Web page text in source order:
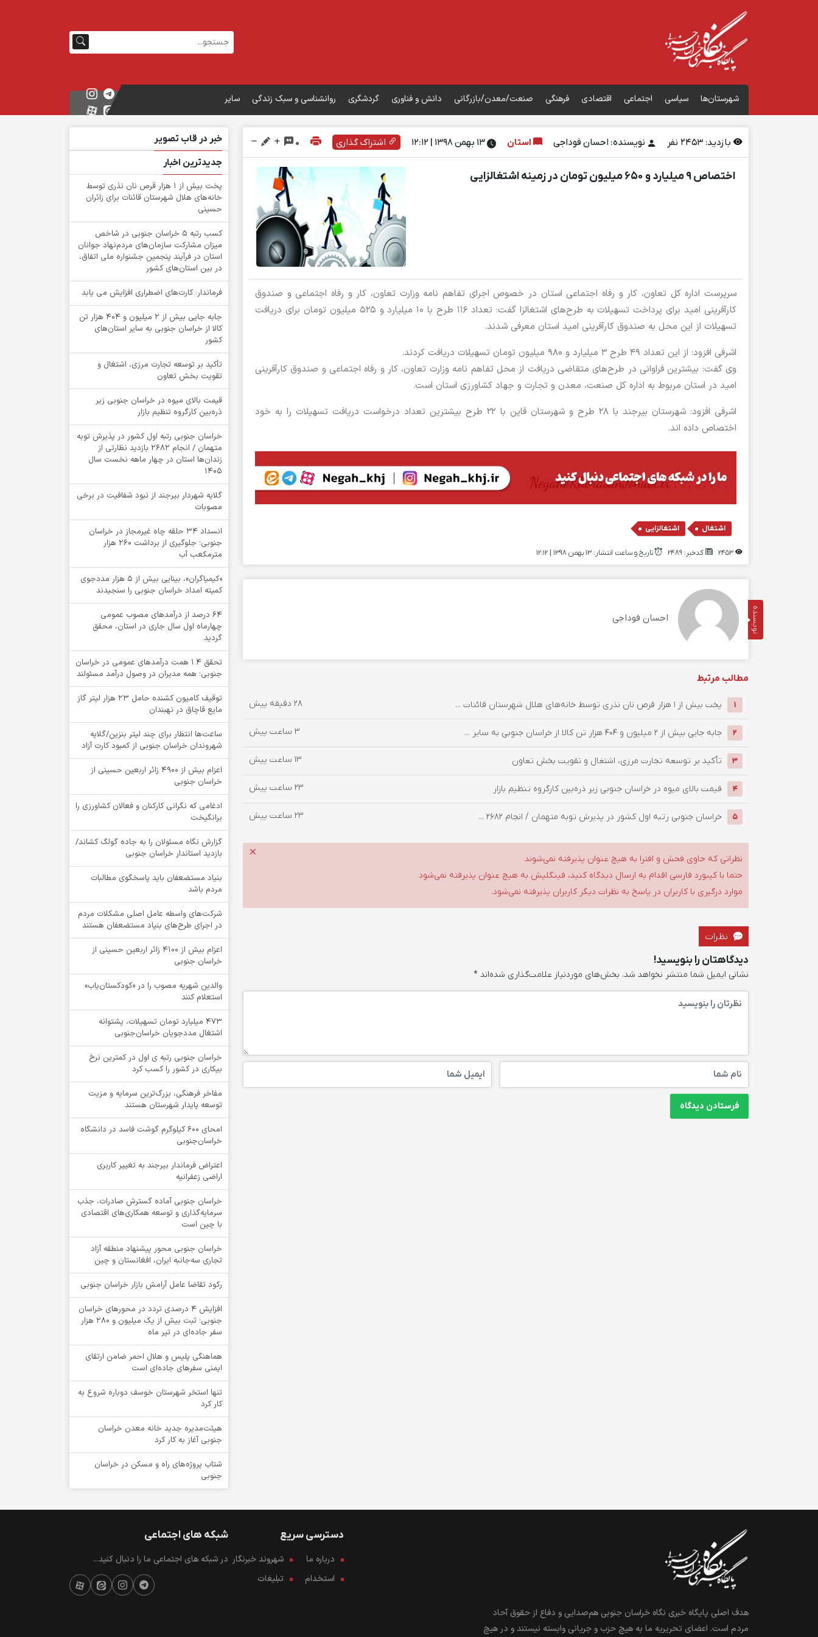
شهرستان‌ها سیاسی اجتماعی اقتصادی فرهنگی صنعت/معدن/بازرگانی دانش و فناوری گردشگری روانشناسی و سبک زندگی سایر
بازدید: نفر نویسنده: احسان فوداجی استان اشتراک گذاری 0
اختصاص ۹ میلیارد و ۶۵۰ میلیون تومان در زمینه اشتغالزایی
سرپرست اداره کل تعاون، کار و رفاه اجتماعی استان در خصوص اجرای تفاهم نامه وزارت تعاون، کار و رفاه اجتماعی و صندوق
کارآفرینی امید برای پرداخت تسهیلات به طرح‌های اشتغالزا گفت: تعداد ۱۱۶ طرح با ۱۰ میلیارد و ۵۲۵ میلیون تومان برای دریافت
تسهیلات از این محل به صندوق کارآفرینی امید استان معرفی شدند.
اشرفی افزود: از این تعداد ۴۹ طرح ۳ میلیارد و ۹۸۰ میلیون تومان تسهیلات دریافت کردند.
وی گفت: بیشترین فراوانی در طرح‌های متقاضی دریافت از محل تفاهم نامه وزارت تعاون، کار و رفاه اجتماعی و صندوق کارآفرینی
امید در استان مربوط به اداره کل صنعت، معدن و تجارت و جهاد کشاورزی استان است.
اشرفی افزود: شهرستان بیرجند با ۲۸ طرح و شهرستان قاین با ۲۲ طرح بیشترین تعداد درخواست دریافت تسهیلات را به خود
اختصاص داده اند.
اشتغال , اشتغالزایی
کدخبر: 2489 تاریخ و ساعت انتشار: ۱۳ بهمن ۱۳۹۸ | 12:12
نویسنده احسان فوداجی
مطالب مرتبط
1 پخت بیش از 1 هزار قرص نان نذری توسط خانه‌های هلال شهرستان قائنات ... 28 دقیقه پیش
2 جابه جایی بیش از 2 میلیون و 404 هزار تن کالا از خراسان جنوبی به سایر ... 3 ساعت پیش
3 تأکید بر توسعه تجارت مرزی، اشتغال و تقویت بخش تعاون 13 ساعت پیش
4 قیمت بالای میوه در خراسان جنوبی زیر ذره‌بین کارگروه تنظیم بازار 23 ساعت پیش
5 خراسان جنوبی رتبه اول کشور در پذیرش توبه متهمان / انجام ۲۶۸۲ ... 23 ساعت پیش
نظراتی که حاوی فحش و افترا به هیچ عنوان پذیرفته نمی‌شوند
حتما با کیبورد فارسی اقدام به ارسال دیدگاه کنید، فینگلیش به هیچ عنوان پذیرفته نمی‌شود
موارد درگیری با کاربران در پاسخ به نظرات دیگر کاربران پذیرفته نمی‌شود.
نظرات
دیدگاهتان را بنویسید!
نشانی ایمیل شما منتشر نخواهد شد. بخش‌های موردنیاز علامت‌گذاری شده‌اند *
خبر در قاب تصویر
جدیدترین اخبار
پخت بیش از 1 هزار قرص نان نذری توسط
خانه‌های هلال شهرستان قائنات برای زائران
حسینی
کسب رتبه ۵ خراسان جنوبی در شاخص
میزان مشارکت سازمان‌های مردم‌نهاد جوانان
استان در فرآیند پنجمین جشنواره ملی اتفاق،
در بین استان‌های کشور
فرماندار: کارت‌های اضطراری افزایش می یابد
جابه جایی بیش از 2 میلیون و 404 هزار تن
کالا از خراسان جنوبی به سایر استان‌های
کشور
تأکید بر توسعه تجارت مرزی، اشتغال و
تقویت بخش تعاون
قیمت بالای میوه در خراسان جنوبی زیر
ذره‌بین کارگروه تنظیم بازار
خراسان جنوبی رتبه اول کشور در پذیرش توبه
متهمان / انجام ۲۶۸۲ بازدید نظارتی از
زندان‌ها استان در چهار ماهه نخست سال
1405
گلایه شهردار بیرجند از نبود شفافیت در برخی
مصوبات
انسداد ۳۴ حلقه چاه غیرمجاز در خراسان
جنوبی؛ جلوگیری از برداشت ۲۶۰ هزار
مترمکعب آب
«کیمیاگران»، بینایی بیش از ۵ هزار مددجوی
کمیته امداد خراسان جنوبی را سنجیدند
64 درصد از درآمدهای مصوب عمومی
چهارماه اول سال جاری در استان، محقق
گردید.
تحقق ۱.۴ همت درآمدهای عمومی در خراسان
جنوبی؛ همه مدیران در وصول درآمد مسئولند
توقيف کامیون کشنده حامل 23 هزار لیتر گاز
مایع قاچاق در نهبندان
ساعت‌ها انتظار برای چند لیتر بنزین/گلایه
شهروندان خراسان جنوبی از کمبود کارت آزاد
اعزام بیش از 4900 زائر اربعین حسینی از
خراسان جنوبی
ادغامی که نگرانی کارکنان و فعالان کشاورزی را
برانگیخت
گزارش نگاه مسئولان را به جاده گولگ کشاند/
بازدید استاندار خراسان جنوبی
بنیاد مستضعفان باید پاسخگوی مطالبات
مردم باشد
شرکت‌های واسطه عامل اصلی مشکلات مردم
در اجرای طرح‌های بنیاد مستضعفان هستند
اعزام بیش از 4100 زائر اربعین حسینی از
خراسان جنوبی
والدین شهریه مصوب را در «کودکستان‌یاب»
استعلام کنند
۴۷۳ میلیارد تومان تسهیلات، پشتوانه
اشتغال مددجویان خراسان‌جنوبی
خراسان جنوبی رتبه ی اول در کمترین نرخ
بیکاری در کشور را کسب کرد
مفاخر فرهنگی، بزرگ‌ترین سرمایه و مزیت
توسعه پایدار شهرستان هستند
امحای ۶۰۰ کیلوگرم گوشت فاسد در دانشگاه
خراسان‌جنوبی
اعتراض فرماندار بیرجند به تغییر کاربری
اراضی زعفرانیه
خراسان جنوبی آماده گسترش صادرات، جذب
سرمایه‌گذاری و توسعه همکاری‌های اقتصادی
با چین است
خراسان جنوبی محور پیشنهاد منطقه آزاد
تجاری سه‌جانبه ایران، افغانستان و چین
رکود تقاضا عامل آرامش بازار خراسان جنوبی
افزایش 4 درصدی تردد در محورهای خراسان
جنوبی؛ ثبت بیش از یک میلیون و 280 هزار
سفر جاده‌ای در تیر ماه
هماهنگی پلیس و هلال احمر ضامن ارتقای
ایمنی سفرهای جاده‌ای است
تنها استخر شهرستان خوسف دوباره شروع به
کار کرد
هیئت‌مدیره جدید خانه معدن خراسان
جنوبی آغاز به کار کرد
شتاب پروژه‌های راه و مسکن در خراسان
جنوبی
هدف اصلی پایگاه خبری نگاه خراسان جنوبی هم‌صدایی و دفاع از حقوق آحاد
مردم است. اعضای تحریریه ما به هیچ حزب و جریانی وابسته نیستند و در هیچ
دسترسی سریع
درباره ما
شهروند خبرنگار
استخدام
تبلیغات
شبکه های اجتماعی
در شبکه های اجتماعی ما را دنبال کنید...